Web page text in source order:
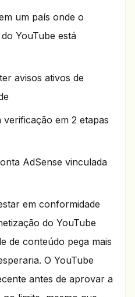
um país onde o
YouTube está
avisos ativos de
em 2 etapas
AdSense vinculada
em conformidade
do YouTube
de conteúdo pega mais
O YouTube
antes de aprovar a